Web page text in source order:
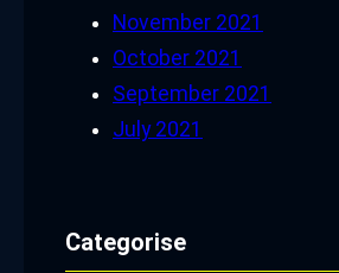
November 2021
October 2021
September 2021
July 2021
Categorise